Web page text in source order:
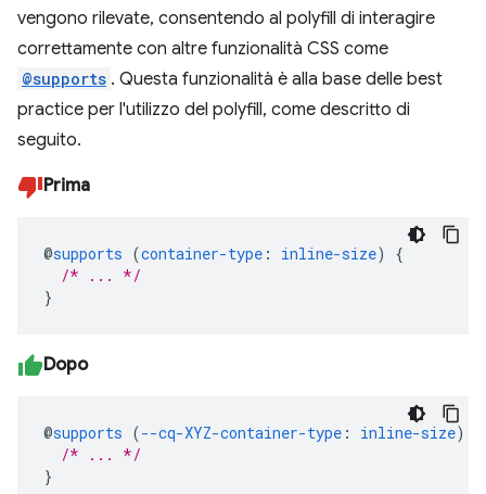
vengono rilevate, consentendo al polyfill di interagire
correttamente con altre funzionalità CSS come
@supports . Questa funzionalità è alla base delle best
practice per l'utilizzo del polyfill, come descritto di
seguito.
Prima
@supports (container-type : inline-size)
{
/* ... */
}
Dopo
@supports (--cq-XYZ-container-type : inline-size)
/* ... */
}